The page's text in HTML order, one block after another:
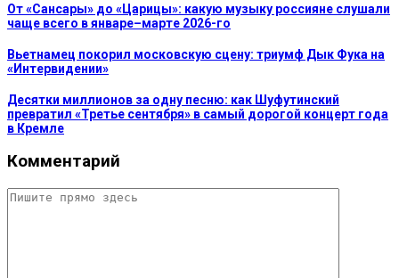
От «Сансары» до «Царицы»: какую музыку россияне слушали
чаще всего в январе–марте 2026-го
Вьетнамец покорил московскую сцену: триумф Дык Фука на
«Интервидении»
Десятки миллионов за одну песню: как Шуфутинский
превратил «Третье сентября» в самый дорогой концерт года
в Кремле
Комментарий